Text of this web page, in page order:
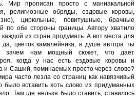
Мир прописан просто с маниакальной
религиозные обряды, ездовые коровы,
цирюльные, повитушные, брачные
по обе стороны границы. Автору хватило
из стран продумать. А вот места для
цветок камалейника, в душе автора ты
зачем нам мощный сюжет, что даёт
когда у нас есть ездовые коровы и
и Саший, поминаемых просто через слово?
часто лезла со страниц как навязчивый
было вставить хоть слово из придуманных
Там где нельзя было ставить, ставилось